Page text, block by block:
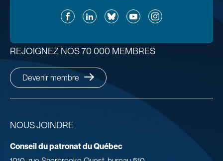
FacebookLinkedInBlueskyYouTubeInstagram
NOUS JOINDRE
Conseil du patronat du Québec
REJOIGNEZ NOS 70 000 MEMBRES
Devenir membre